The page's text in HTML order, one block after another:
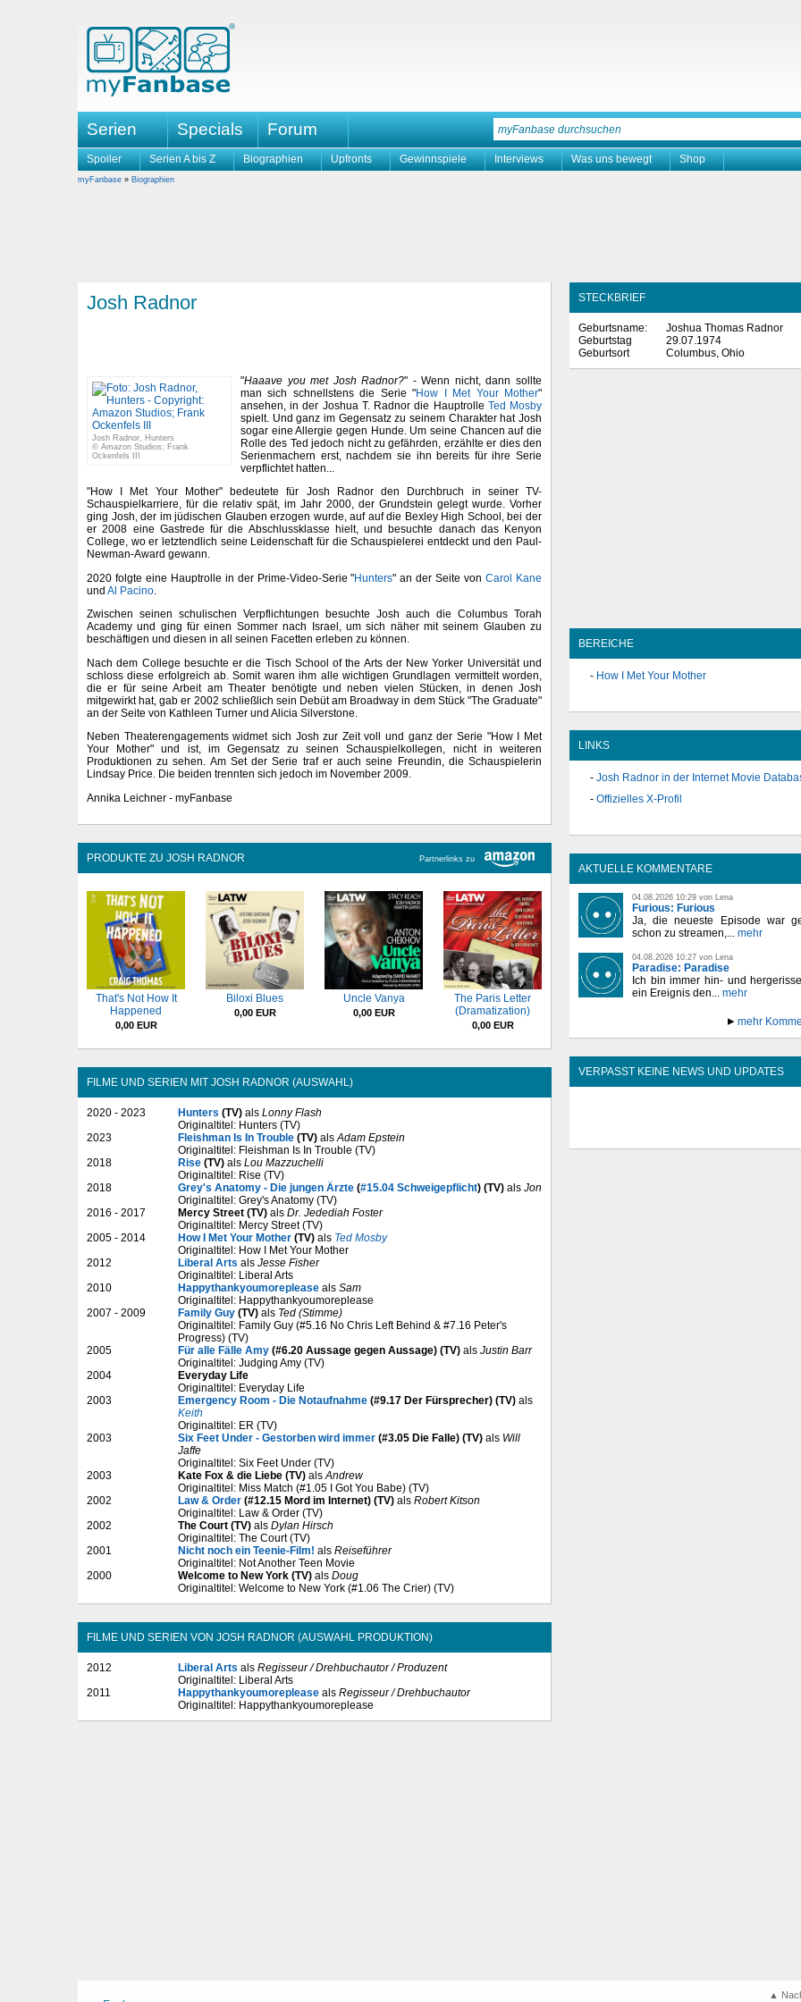
Serien Specials Forum
Spoiler Serien A bis Z Biographien Upfronts Gewinnspiele Interviews Was uns bewegt Shop
myFanbase » Biographien
Josh Radnor
Josh Radnor, Hunters
© Amazon Studios; Frank
Ockenfels III
"Haaave you met Josh Radnor?" - Wenn nicht, dann sollte
man sich schnellstens die Serie "How I Met Your Mother"
ansehen, in der Joshua T. Radnor die Hauptrolle Ted Mosby
spielt. Und ganz im Gegensatz zu seinem Charakter hat Josh
sogar eine Allergie gegen Hunde. Um seine Chancen auf die
Rolle des Ted jedoch nicht zu gefährden, erzählte er dies den
Serienmachern erst, nachdem sie ihn bereits für ihre Serie
verpflichtet hatten...
"How I Met Your Mother" bedeutete für Josh Radnor den Durchbruch in seiner TV-
Schauspielkarriere, für die relativ spät, im Jahr 2000, der Grundstein gelegt wurde. Vorher
ging Josh, der im jüdischen Glauben erzogen wurde, auf auf die Bexley High School, bei der
er 2008 eine Gastrede für die Abschlussklasse hielt, und besuchte danach das Kenyon
College, wo er letztendlich seine Leidenschaft für die Schauspielerei entdeckt und den Paul-
Newman-Award gewann.
2020 folgte eine Hauptrolle in der Prime-Video-Serie "Hunters" an der Seite vonCarol Kane
und Al Pacino.
Zwischen seinen schulischen Verpflichtungen besuchte Josh auch die Columbus Torah
Academy und ging für einen Sommer nach Israel, um sich näher mit seinem Glauben zu
beschäftigen und diesen in all seinen Facetten erleben zu können.
Nach dem College besuchte er die Tisch School of the Arts der New Yorker Universität und
schloss diese erfolgreich ab. Somit waren ihm alle wichtigen Grundlagen vermittelt worden,
die er für seine Arbeit am Theater benötigte und neben vielen Stücken, in denen Josh
mitgewirkt hat, gab er 2002 schließlich sein Debüt am Broadway in dem Stück "The Graduate"
an der Seite von Kathleen Turner und Alicia Silverstone.
Neben Theaterengagements widmet sich Josh zur Zeit voll und ganz der Serie "How I Met
Your Mother" und ist, im Gegensatz zu seinen Schauspielkollegen, nicht in weiteren
Produktionen zu sehen. Am Set der Serie traf er auch seine Freundin, die Schauspielerin
Lindsay Price. Die beiden trennten sich jedoch im November 2009.
Annika Leichner - myFanbase
Partnerlinks zu
PRODUKTE ZU JOSH RADNOR
That's Not How It
Happened
0,00 EUR
Biloxi Blues
0,00 EUR
Uncle Vanya
0,00 EUR
The Paris Letter
(Dramatization)
0,00 EUR
FILME UND SERIEN MIT JOSH RADNOR (AUSWAHL)
2020 - 2023 Hunters (TV) als Lonny Flash
Originaltitel: Hunters (TV)
2023
Fleishman Is In Trouble (TV) alsAdam Epstein
Originaltitel: Fleishman Is In Trouble (TV)
2018
Rise (TV) als Lou Mazzuchelli
Originaltitel: Rise (TV)
2018
Grey's Anatomy - Die jungen Ärzte (#15.04 Schweigepflicht) (TV) als Jon
Originaltitel: Grey's Anatomy (TV)
2016 - 2017
Mercy Street (TV) als Dr. Jedediah Foster
Originaltitel: Mercy Street (TV)
2005 - 2014
How I Met Your Mother (TV) als Ted Mosby
Originaltitel: How I Met Your Mother
2012
Liberal Arts als Jesse Fisher
Originaltitel: Liberal Arts
2010
Happythankyoumoreplease als Sam
Originaltitel: Happythankyoumoreplease
2007 - 2009
Family Guy (TV) als Ted (Stimme)
Originaltitel: Family Guy (#5.16 No Chris Left Behind & #7.16 Peter's
Progress) (TV)
2005
Für alle Fälle Amy (#6.20 Aussage gegen Aussage) (TV) als Justin Barr
Originaltitel: Judging Amy (TV)
2004
Everyday Life
Originaltitel: Everyday Life
2003
Emergency Room - Die Notaufnahme (#9.17 Der Fürsprecher) (TV) als
Keith
Originaltitel: ER (TV)
2003
Six Feet Under - Gestorben wird immer (#3.05 Die Falle) (TV) als Will
Jaffe
Originaltitel: Six Feet Under (TV)
2003
Kate Fox & die Liebe (TV) alsAndrew
Originaltitel: Miss Match (#1.05 I Got You Babe) (TV)
2002
Law & Order (#12.15 Mord im Internet) (TV) als Robert Kitson
Originaltitel: Law & Order (TV)
2002
The Court (TV) als Dylan Hirsch
Originaltitel: The Court (TV)
2001
Nicht noch ein Teenie-Film! als Reiseführer
Originaltitel: Not Another Teen Movie
2000
Welcome to New York (TV) als Doug
Originaltitel: Welcome to New York (#1.06 The Crier) (TV)
FILME UND SERIEN VON JOSH RADNOR (AUSWAHL PRODUKTION)
2012 Liberal Arts als Regisseur / Drehbuchautor / Produzent
Originaltitel: Liberal Arts
2011
Happythankyoumoreplease als Regisseur / Drehbuchautor
Originaltitel: Happythankyoumoreplease
STECKBRIEF
Geburtsname:
Joshua Thomas Radnor
Geburtstag
29.07.1974
Geburtsort
Columbus, Ohio
BEREICHE
How I Met Your Mother
LINKS
Josh Radnor in der Internet Movie
Offizielles X-Profil
AKTUELLE KOMMENTARE
04.08.2026 10:29 von Lena
Furious: Furious
Ja, die neueste Episode war
schon zu streamen,... mehr
04.08.2026 10:27 von Lena
Paradise: Paradise
Ich bin immer hin- und
ein Ereignis den... mehr
mehr
VERPASST KEINE NEWS UND UPDATES
▲